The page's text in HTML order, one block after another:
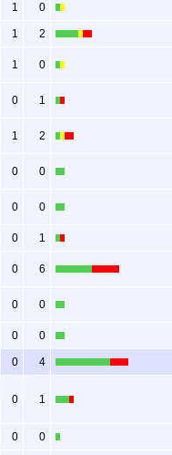
1 0
1
2
1 0
0 1
1 2
0 0
0 0
0
1
0 6
0 0
0 0
0
4
0 1
0 0